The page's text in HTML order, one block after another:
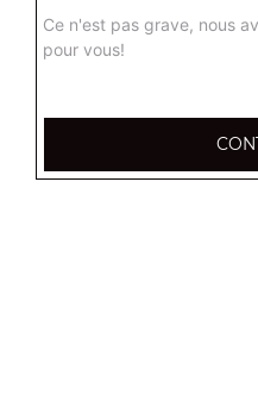
Ce n'est pas grave, nous
pour vous!